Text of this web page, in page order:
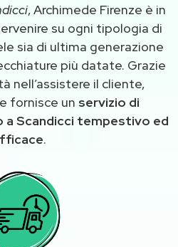
, Archimede Firenze è in
su ogni tipologia di
sia di ultima generazione
più datate. Grazie
nell’assistere il cliente,
fornisce un servizio di
a Scandicci tempestivo ed
.